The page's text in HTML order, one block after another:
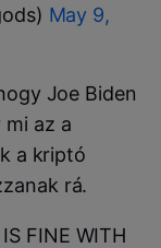
May 9,
Joe Biden
az a
a kriptó
rá.
FINE WITH